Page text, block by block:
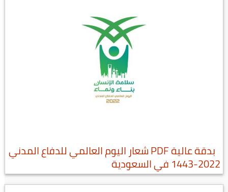
بدقة عالية PDF شعار اليوم العالمي للدفاع المدني
2022-1443 في السعودية